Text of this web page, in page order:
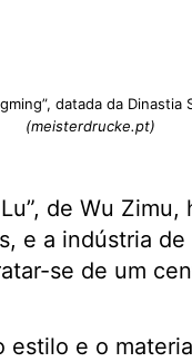
datada da
(meisterdrucke.pt)
de Wu
e a indústria de
se de um
estilo e o